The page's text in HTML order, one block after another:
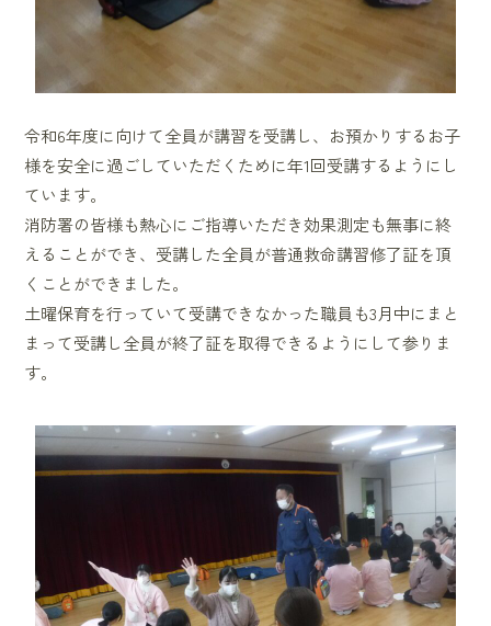
令和6年度に向けて全員が講習を受講し、お預かりするお子
様を安全に過ごしていただくために年1回受講するようにし
ています。
消防署の皆様も熱心にご指導いただき効果測定も無事に終
えることができ、受講した全員が普通救命講習修了証を頂
くことができました。
土曜保育を行っていて受講できなかった職員も3月中にまと
まって受講し全員が終了証を取得できるようにして参りま
す。